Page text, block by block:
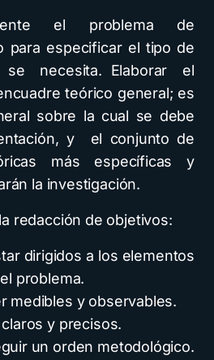
el problema de
para especificar el tipo de
necesita. Elaborar el
teórico general; es
sobre la cual se debe
y el conjunto de
más específicas y
la investigación.
redacción de objetivos:
dirigidos a los elementos
problema.
medibles y observables.
y precisos.
un orden metodológico.